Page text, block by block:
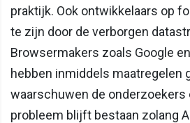
praktijk. Ook ontwikkelaars op
te zijn door de verborgen
Browsermakers zoals Google
hebben inmiddels maatregelen
waarschuwen de onderzoekers
probleem blijft bestaan zolang